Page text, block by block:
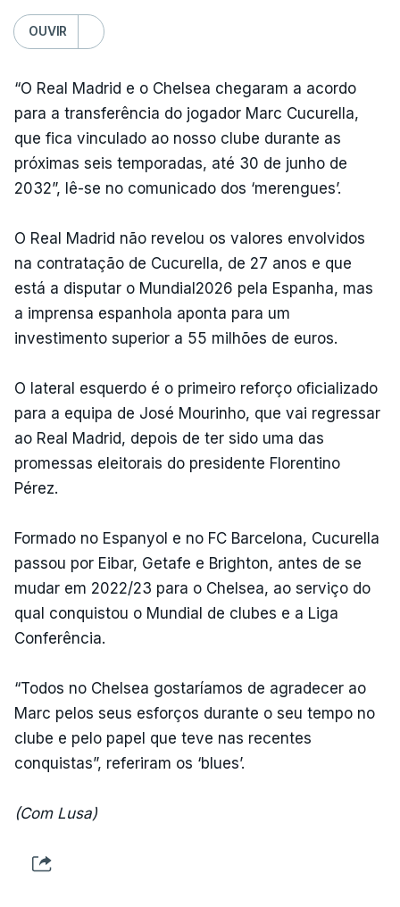
OUVIR
“O Real Madrid e o Chelsea chegaram a acordo
para a transferência do jogador Marc Cucurella,
que fica vinculado ao nosso clube durante as
próximas seis temporadas, até 30 de junho de
2032”, lê-se no comunicado dos ‘merengues’.
O Real Madrid não revelou os valores envolvidos
na contratação de Cucurella, de 27 anos e que
está a disputar o Mundial2026 pela Espanha, mas
a imprensa espanhola aponta para um
investimento superior a 55 milhões de euros.
O lateral esquerdo é o primeiro reforço oficializado
para a equipa de José Mourinho, que vai regressar
ao Real Madrid, depois de ter sido uma das
promessas eleitorais do presidente Florentino
Pérez.
Formado no Espanyol e no FC Barcelona, Cucurella
passou por Eibar, Getafe e Brighton, antes de se
mudar em 2022/23 para o Chelsea, ao serviço do
qual conquistou o Mundial de clubes e a Liga
Conferência.
“Todos no Chelsea gostaríamos de agradecer ao
Marc pelos seus esforços durante o seu tempo no
clube e pelo papel que teve nas recentes
conquistas”, referiram os ‘blues’.
(Com Lusa)